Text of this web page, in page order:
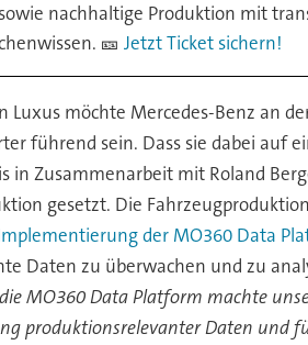
nachhaltige Produktion mit
🎫 Jetzt Ticket sichern!
Luxus möchte Mercedes-Benz an
führend sein. Dass sie dabei auf
in Zusammenarbeit mit Roland
gesetzt. Die
der MO360 Data
Daten zu überwachen und zu
MO360 Data Platform machte
produktionsrelevanter Daten und